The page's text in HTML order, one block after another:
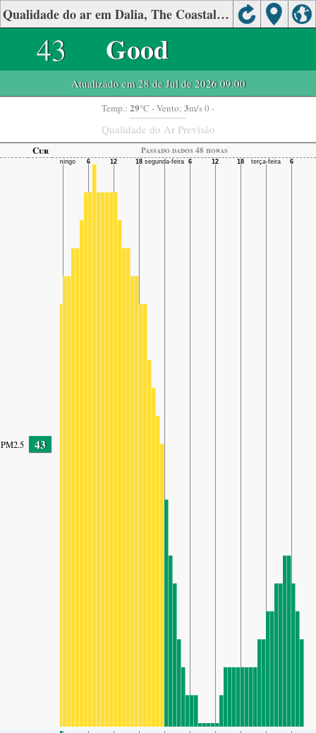
Qualidade do ar em Dalia, The Coastal Plain
43 Good
Atualizado em 28 de Jul de 2026 09:00
Temp.: 29°C - Vento: 3m/s 0 -
Qualidade do Ar Previsão
Cur Passado dados 48 horas
PM2.5 43